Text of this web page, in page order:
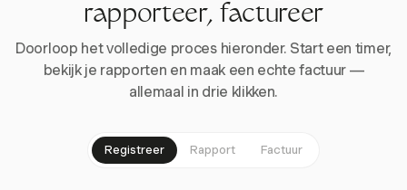
rapporteer, factureer
Doorloop het volledige proces hieronder. Start een timer,
bekijk je rapporten en maak een echte factuur —
allemaal in drie klikken.
Registreer Rapport Factuur